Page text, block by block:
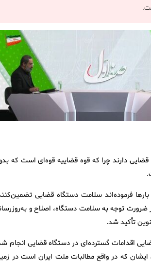
قضایی دارند چرا که قوه قضاییه قوه‌ای است که
فرموده‌اند سلامت دستگاه قضایی
ضرورت توجه به سلامت دستگاه، اصلاح و
تأکید شد.
اقدامات گسترده‌ای در دستگاه قضایی انجام
که در واقع مطالبات ملت ایران است در